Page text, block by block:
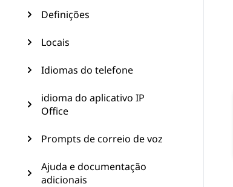
Definições
Locais
Idiomas do telefone
idioma do aplicativo IP
Office
Prompts de correio de voz
Ajuda e documentação
adicionais